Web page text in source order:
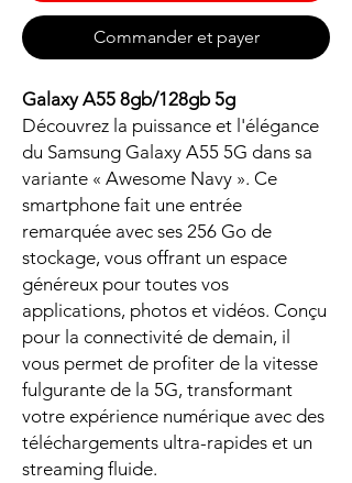
Commander et payer
Galaxy A55 8gb/128gb 5g
Découvrez la puissance et l'élégance
du Samsung Galaxy A55 5G dans sa
variante « Awesome Navy ». Ce
smartphone fait une entrée
remarquée avec ses 256 Go de
stockage, vous offrant un espace
généreux pour toutes vos
applications, photos et vidéos. Conçu
pour la connectivité de demain, il
vous permet de profiter de la vitesse
fulgurante de la 5G, transformant
votre expérience numérique avec des
téléchargements ultra-rapides et un
streaming fluide.